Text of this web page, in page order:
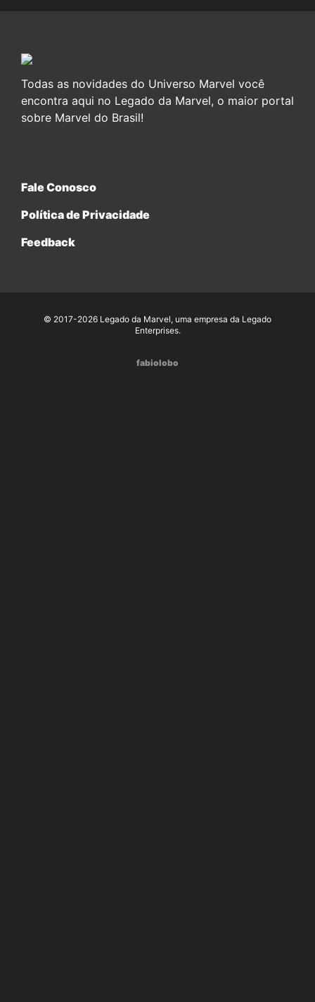
Todas as novidades do Universo Marvel você
encontra aqui no Legado da Marvel, o maior portal
sobre Marvel do Brasil!
Fale Conosco
Política de Privacidade
Feedback
© 2017-2026 Legado da Marvel, uma empresa da Legado
Enterprises.
fabiolobo